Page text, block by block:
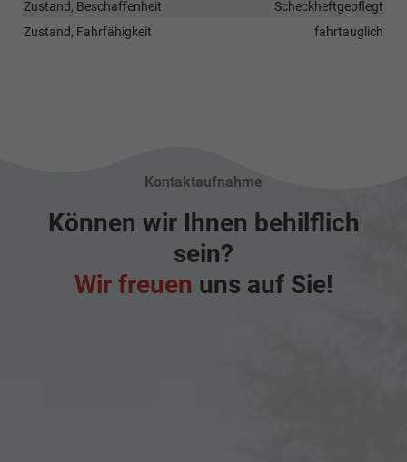
Zustand, Beschaffenheit
Scheckheftgepflegt
Zustand, Fahrfähigkeit
fahrtauglich
Kontaktaufnahme
Können wir Ihnen behilflich
sein?
Wir freuen uns auf Sie!